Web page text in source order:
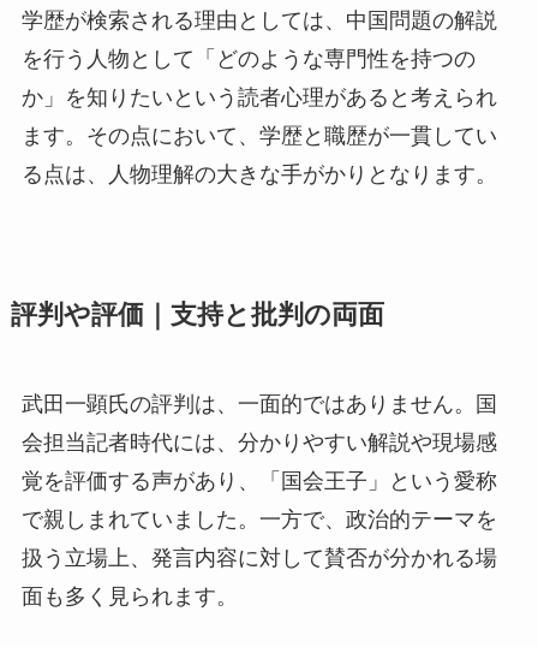
学歴が検索される理由としては、中国問題の解説
を行う人物として「どのような専門性を持つの
か」を知りたいという読者心理があると考えられ
ます。その点において、学歴と職歴が一貫してい
る点は、人物理解の大きな手がかりとなります。
評判や評価｜支持と批判の両面
武田一顕氏の評判は、一面的ではありません。国
会担当記者時代には、分かりやすい解説や現場感
覚を評価する声があり、「国会王子」という愛称
で親しまれていました。一方で、政治的テーマを
扱う立場上、発言内容に対して賛否が分かれる場
面も多く見られます。